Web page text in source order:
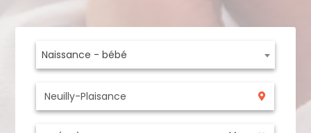
Naissance - bébé